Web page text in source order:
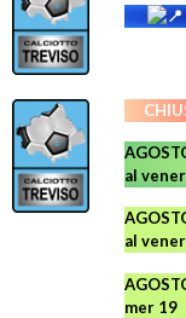
al
al
mer 19